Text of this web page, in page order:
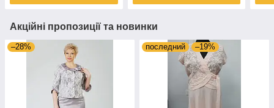
Акційні пропозиції та новинки
–28% последний –19%